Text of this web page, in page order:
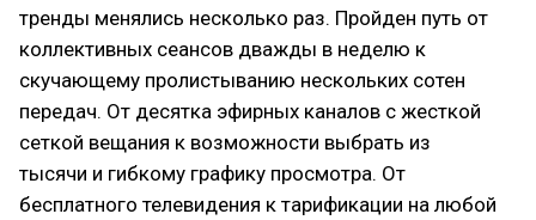
тренды менялись несколько раз. Пройден путь от
коллективных сеансов дважды в неделю к
скучающему пролистыванию нескольких сотен
передач. От десятка эфирных каналов с жесткой
сеткой вещания к возможности выбрать из
тысячи и гибкому графику просмотра. От
бесплатного телевидения к тарификации на любой